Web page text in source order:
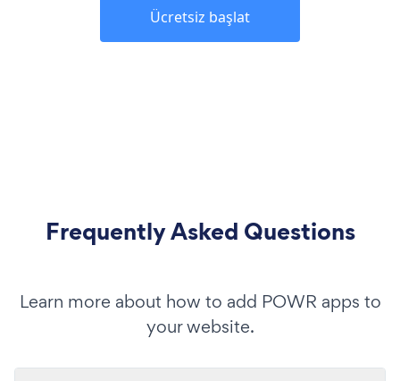
Ücretsiz başlat
Frequently Asked Questions
Learn more about how to add POWR apps to
your website.